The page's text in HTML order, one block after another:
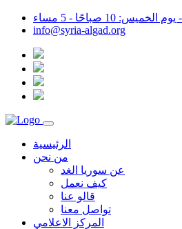
info@syria-algad.org
الرئيسية
من نحن
عن سوريا الغد
كيف نعمل
قالو عنا
تواصل معنا
المركز الاعلامي